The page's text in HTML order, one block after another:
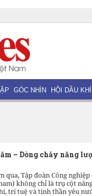
GÓC NHÌN HỘI DẦU KHÍ
– Dòng chảy năng
qua, Tập đoàn Công
không chỉ là trụ cột
trí tuệ và tinh thần yêu